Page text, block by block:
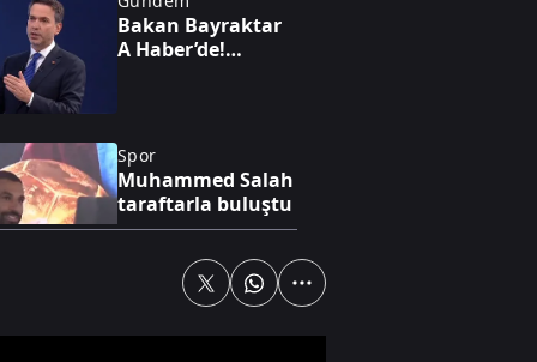
hazine
Bakan Bayraktar
A Haber’de!
milyarlarca
dolarlık hamle
Spor
Muhammed Salah
taraftarla buluştu
Bakan Bayraktar